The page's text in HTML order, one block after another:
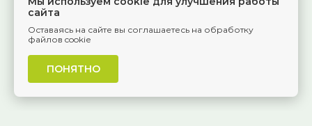
сайта
Оставаясь на сайте вы соглашаетесь на обработку
файлов cookie
ПОНЯТНО